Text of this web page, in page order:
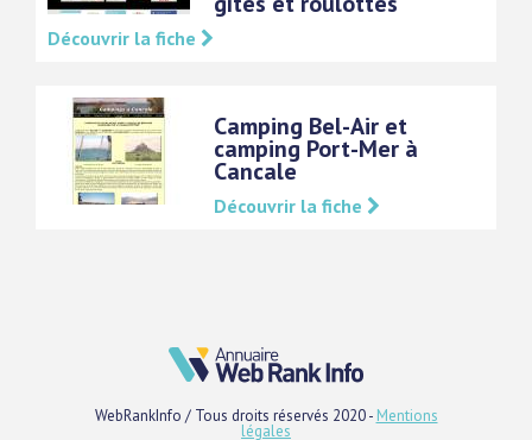
Découvrir la fiche
Camping Bel-Air et
camping Port-Mer à
Cancale
Découvrir la fiche
WebRankInfo / Tous droits réservés 2020 - Mentions
légales